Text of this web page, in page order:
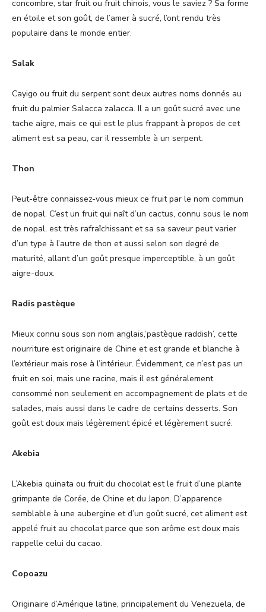
concombre, star fruit ou fruit chinois, vous le saviez ? Sa forme
en étoile et son goût, de l’amer à sucré, l’ont rendu très
populaire dans le monde entier.
Salak
Cayigo ou fruit du serpent sont deux autres noms donnés au
fruit du palmier Salacca zalacca. Il a un goût sucré avec une
tache aigre, mais ce qui est le plus frappant à propos de cet
aliment est sa peau, car il ressemble à un serpent.
Thon
Peut-être connaissez-vous mieux ce fruit par le nom commun
de nopal. C’est un fruit qui naît d’un cactus, connu sous le nom
de nopal, est très rafraîchissant et sa sa saveur peut varier
d’un type à l’autre de thon et aussi selon son degré de
maturité, allant d’un goût presque imperceptible, à un goût
aigre-doux.
Radis pastèque
Mieux connu sous son nom anglais,’pastèque raddish’, cette
nourriture est originaire de Chine et est grande et blanche à
l’extérieur mais rose à l’intérieur. Évidemment, ce n’est pas un
fruit en soi, mais une racine, mais il est généralement
consommé non seulement en accompagnement de plats et de
salades, mais aussi dans le cadre de certains desserts. Son
goût est doux mais légèrement épicé et légèrement sucré.
Akebia
L’Akebia quinata ou fruit du chocolat est le fruit d’une plante
grimpante de Corée, de Chine et du Japon. D’apparence
semblable à une aubergine et d’un goût sucré, cet aliment est
appelé fruit au chocolat parce que son arôme est doux mais
rappelle celui du cacao.
Copoazu
Originaire d’Amérique latine, principalement du Venezuela, de